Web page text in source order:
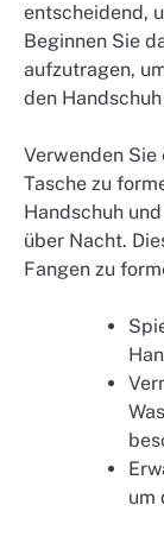
entscheidend,
Beginnen Sie
aufzutragen,
den
Verwenden
Tasche zu
Handschuh
über Nacht.
Fangen zu
um